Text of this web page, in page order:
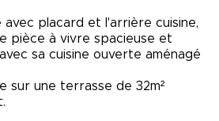
placard et l'arrière cuisine,
pièce à vivre spacieuse et
sa cuisine ouverte aménagé
sur une terrasse de 32m²